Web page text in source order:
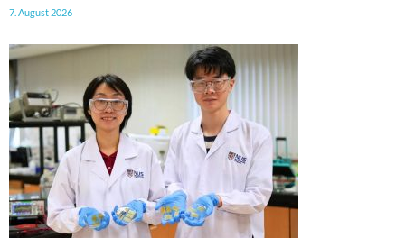
7. August 2026